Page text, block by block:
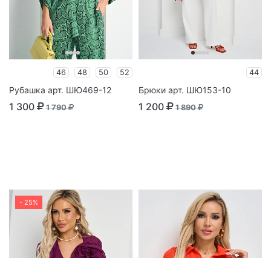
46 48 50 52
Рубашка арт. ШЮ469-12
1 300 1 790
44
Брюки арт. ШЮ153-10
1 200 1 890
- 25%